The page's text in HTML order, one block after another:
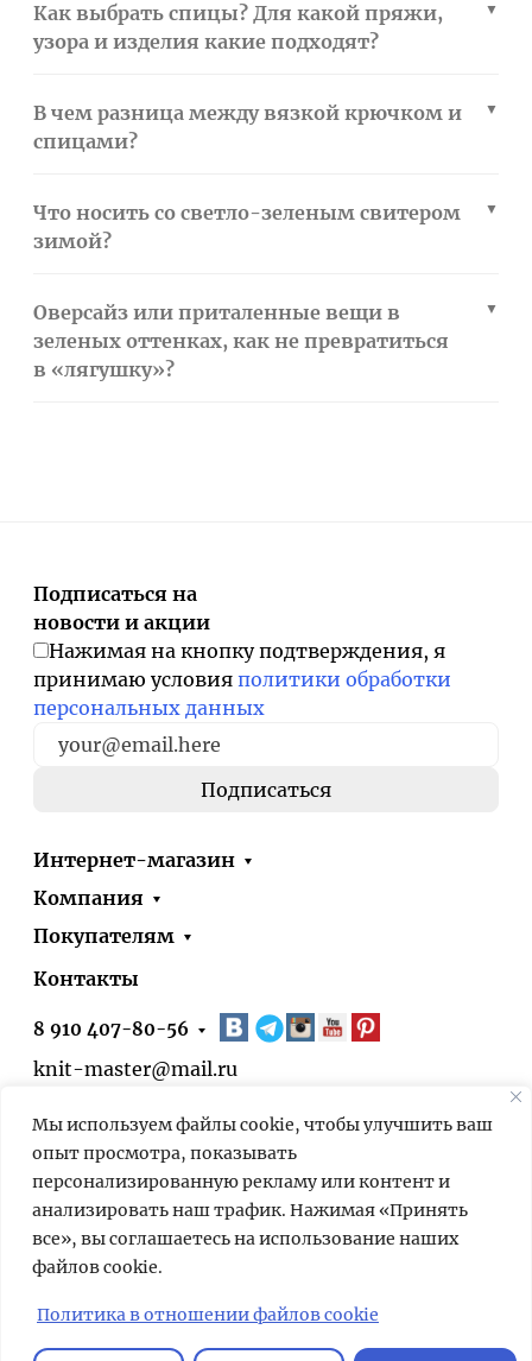
Мы используем файлы cookie, чтобы улучшить ваш
опыт просмотра, показывать
персонализированную рекламу или контент и
анализировать наш трафик. Нажимая «Принять
все», вы соглашаетесь на использование наших
файлов cookie.
Политика в отношении файлов cookie
Как выбрать спицы? Для какой пряжи,
узора и изделия какие подходят?
В чем разница между вязкой крючком и
спицами?
Что носить со светло-зеленым свитером
зимой?
Оверсайз или приталенные вещи в
зеленых оттенках, как не превратиться
в «лягушку»?
Подписаться на
новости и акции
Нажимая на кнопку подтверждения, я
принимаю условия политики обработки
персональных данных
Интернет-магазин
Компания
Покупателям
Контакты
8 910 407-80-56
knit-master@mail.ru
* 24/7 – оформить заказ на сайте можно
круглосуточно. Выдача заказов в нашем
пункте выдачи – по предварительной
договорённости.
Мы используем cookies для быстрой и
удобной работы сайта. Продолжая
пользоваться сайтом, вы принимаете
условияобработки персональных